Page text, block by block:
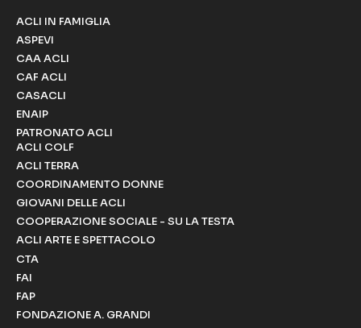
ACLI IN FAMIGLIA
ASPEVI
CAA ACLI
CAF ACLI
CASACLI
ENAIP
PATRONATO ACLI
ACLI COLF
ACLI TERRA
COORDINAMENTO DONNE
GIOVANI DELLE ACLI
COOPERAZIONE SOCIALE - SU LA TESTA
ACLI ARTE E SPETTACOLO
CTA
FAI
FAP
FONDAZIONE A. GRANDI